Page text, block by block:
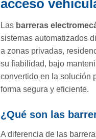
acceso
Las barreras
sistemas automatizados
a zonas privadas,
su fiabilidad, bajo
convertido en la solución
forma segura y eficiente.
¿Qué son las
A diferencia de las